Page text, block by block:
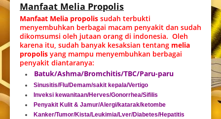
Manfaat Melia Propolis
Manfaat Melia propolis sudah terbukti
menyembuhkan berbagai macam penyakit dan sudah
dikomsumsi oleh jutaan orang di indonesia. Oleh
karena itu, sudah banyak kesaksian tentang melia
propolis yang mampu menyembuhkan berbagai
penyakit diantaranya:
Batuk/Ashma/Bromchitis/TBC/Paru-paru
Sinusitis/Flu/Demam/sakit kepala/Vertigo
Inveksi kewanitaan/Herves/Gonorrhea/Sifilis
Penyakit Kulit & Jamur/Alergi/katarak/ketombe
Kanker/Tumor/Kista/Leukimia/Lver/Diabetes/Hepatitis